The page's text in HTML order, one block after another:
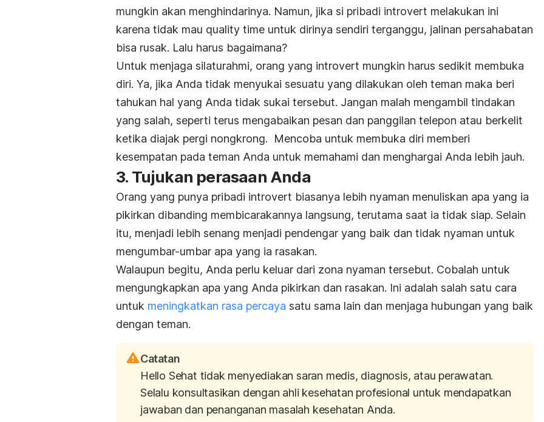
mungkin akan menghindarinya. Namun, jika si pribadi introvert melakukan ini
karena tidak mau quality time untuk dirinya sendiri terganggu, jalinan persahabatan
bisa rusak. Lalu harus bagaimana?
Untuk menjaga silaturahmi, orang yang introvert mungkin harus sedikit membuka
diri. Ya, jika Anda tidak menyukai sesuatu yang dilakukan oleh teman maka beri
tahukan hal yang Anda tidak sukai tersebut. Jangan malah mengambil tindakan
yang salah, seperti terus mengabaikan pesan dan panggilan telepon atau berkelit
ketika diajak pergi nongkrong. Mencoba untuk membuka diri memberi
kesempatan pada teman Anda untuk memahami dan menghargai Anda lebih jauh.
3. Tujukan perasaan Anda
Orang yang punya pribadi introvert biasanya lebih nyaman menuliskan apa yang ia
pikirkan dibanding membicarakannya langsung, terutama saat ia tidak siap. Selain
itu, menjadi lebih senang menjadi pendengar yang baik dan tidak nyaman untuk
mengumbar-umbar apa yang ia rasakan.
Walaupun begitu, Anda perlu keluar dari zona nyaman tersebut. Cobalah untuk
mengungkapkan apa yang Anda pikirkan dan rasakan. Ini adalah salah satu cara
untuk meningkatkan rasa percaya satu sama lain dan menjaga hubungan yang baik
dengan teman.
Catatan
Hello Sehat tidak menyediakan saran medis, diagnosis, atau perawatan.
Selalu konsultasikan dengan ahli kesehatan profesional untuk mendapatkan
jawaban dan penanganan masalah kesehatan Anda.